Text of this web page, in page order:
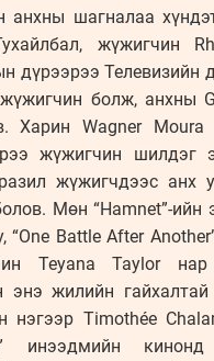
анхны шагналаа
жүжигчин
дүрээрээ Телевизийн
болж, анхны
Харин Wagner Moura
жүжигчин шилдэг
жүжигчдээс анх
Мөн “Hamnet”-ийн
“One Battle After
Teyana Taylor нар
энэ жилийн
нэгээр Timothée
инээдмийн кинонд